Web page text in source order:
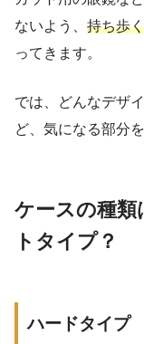
ないよう、 持ち歩
ってきます。
では、どんなデザ
ど、気になる部分
ケースの種
トタイプ？
ハードタイプ